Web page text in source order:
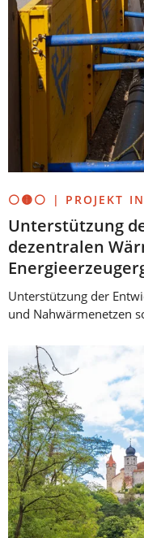
⚪🟡⚪ | PROJEKT
Unterstützung
dezentralen
Unterstützung der
und Nahwärmenetzen